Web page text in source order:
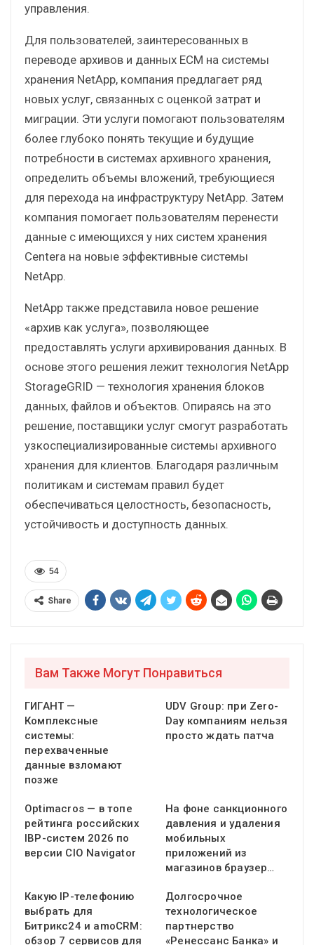
управления.
Для пользователей, заинтересованных в
переводе архивов и данных ECM на системы
хранения NetApp, компания предлагает ряд
новых услуг, связанных с оценкой затрат и
миграции. Эти услуги помогают пользователям
более глубоко понять текущие и будущие
потребности в системах архивного хранения,
определить объемы вложений, требующиеся
для перехода на инфраструктуру NetApp. Затем
компания помогает пользователям перенести
данные с имеющихся у них систем хранения
Centera на новые эффективные системы
NetApp.
NetApp также представила новое решение
«архив как услуга», позволяющее
предоставлять услуги архивирования данных. В
основе этого решения лежит технология NetApp
StorageGRID — технология хранения блоков
данных, файлов и объектов. Опираясь на это
решение, поставщики услуг смогут разработать
узкоспециализированные системы архивного
хранения для клиентов. Благодаря различным
политикам и системам правил будет
обеспечиваться целостность, безопасность,
устойчивость и доступность данных.
54
Share
Вам Также Могут Понравиться
ГИГАНТ —
Комплексные
системы:
перехваченные
данные взломают
позже
UDV Group: при Zero-
Day компаниям нельзя
просто ждать патча
Optimacros — в топе
рейтинга российских
IBP-систем 2026 по
версии CIO Navigator
На фоне санкционного
давления и удаления
мобильных
приложений из
магазинов браузер…
Какую IP-телефонию
выбрать для
Битрикс24 и amoCRM:
обзор 7 сервисов для
Долгосрочное
технологическое
партнерство
«Ренессанс Банка» и